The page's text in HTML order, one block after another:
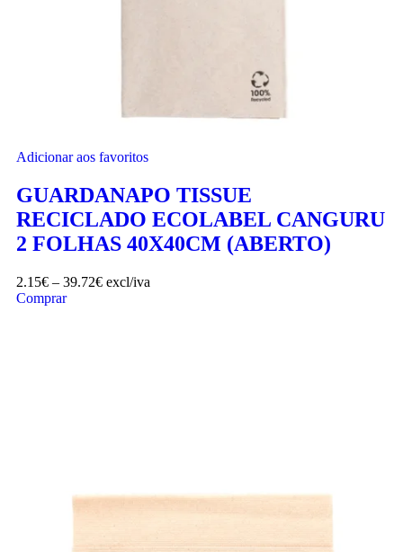
Adicionar aos favoritos
GUARDANAPO TISSUE
RECICLADO ECOLABEL CANGURU
2 FOLHAS 40X40CM (ABERTO)
2.15€ – 39.72€ excl/iva
Comprar